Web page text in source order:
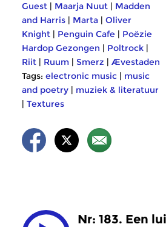
Guest | Maarja Nuut | Madden
and Harris | Marta | Oliver
Knight | Penguin Cafe | Poëzie
Hardop Gezongen | Poltrock |
Riit | Ruum | Smerz | Ævestaden
Tags: electronic music | music
and poetry | muziek & literatuur
| Textures
Nr: 183. Een